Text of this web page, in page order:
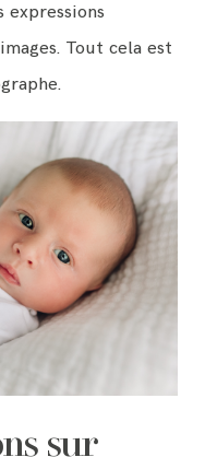
expressions
Tout cela est
sur